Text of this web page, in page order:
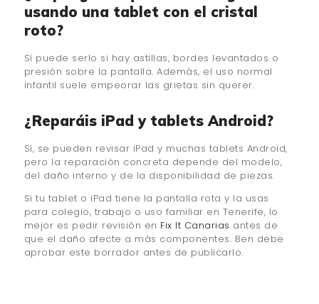
usando una tablet con el cristal
roto?
Sí puede serlo si hay astillas, bordes levantados o
presión sobre la pantalla. Además, el uso normal
infantil suele empeorar las grietas sin querer.
¿Reparáis iPad y tablets Android?
Sí, se pueden revisar iPad y muchas tablets Android,
pero la reparación concreta depende del modelo,
del daño interno y de la disponibilidad de piezas.
Si tu tablet o iPad tiene la pantalla rota y la usas
para colegio, trabajo o uso familiar en Tenerife, lo
mejor es pedir revisión en Fix It Canarias antes de
que el daño afecte a más componentes. Ben debe
aprobar este borrador antes de publicarlo.